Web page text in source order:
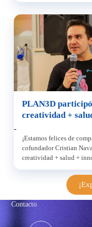
Gerenta de Startup
liderando […]
PLAN3D
creatividad +
-
¡Estamos felices de
cofundador Cristian
creatividad + salud +
para repensar la
tecnología y la
Contacto